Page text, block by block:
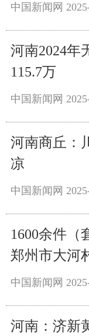
中国新闻网
河南2024年
115.7万
中国新闻网
河南商丘：
凉
中国新闻网
1600余件（
郑州市大河
中国新闻网
河南：济新